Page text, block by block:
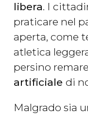
libera. I
praticare nel
aperta, come
atletica
persino
artificiale di
Malgrado sia